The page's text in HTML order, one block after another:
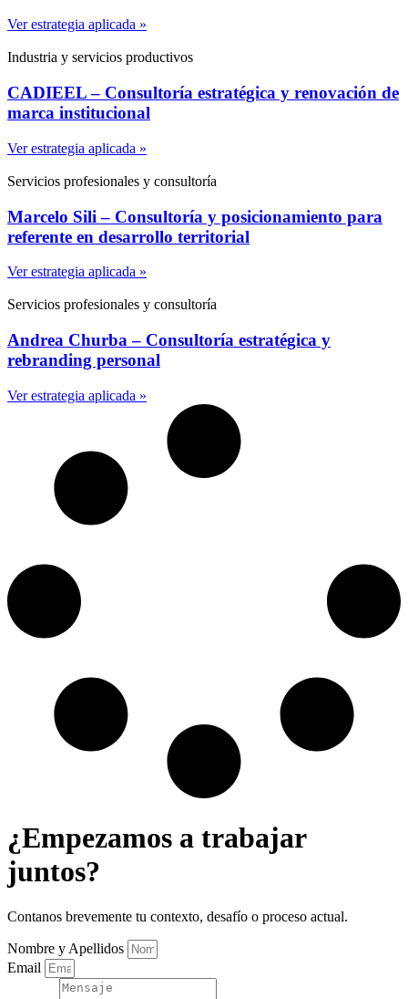
Ver estrategia aplicada »
Industria y servicios productivos
CADIEEL – Consultoría estratégica y renovación de
marca institucional
Ver estrategia aplicada »
Servicios profesionales y consultoría
Marcelo Sili – Consultoría y posicionamiento para
referente en desarrollo territorial
Ver estrategia aplicada »
Servicios profesionales y consultoría
Andrea Churba – Consultoría estratégica y
rebranding personal
Ver estrategia aplicada »
¿Empezamos a trabajar
juntos?
Contanos brevemente tu contexto, desafío o proceso actual.
Nombre y Apellidos
Email